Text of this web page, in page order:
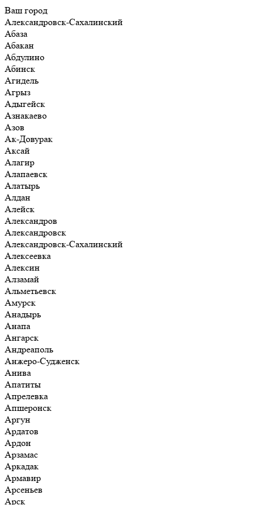
Ваш город
Александровск-Сахалинский
Абаза
Абакан
Абдулино
Абинск
Агидель
Агрыз
Адыгейск
Азнакаево
Азов
Ак-Довурак
Аксай
Алагир
Алапаевск
Алатырь
Алдан
Алейск
Александров
Александровск
Александровск-Сахалинский
Алексеевка
Алексин
Алзамай
Альметьевск
Амурск
Анадырь
Анапа
Ангарск
Андреаполь
Анжеро-Судженск
Анива
Апатиты
Апрелевка
Апшеронск
Аргун
Ардатов
Ардон
Арзамас
Аркадак
Армавир
Арсеньев
Арск